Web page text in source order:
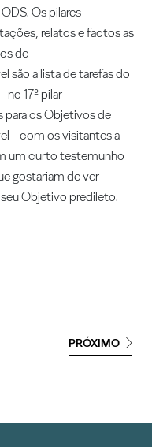
Os pilares
relatos e factos as
de
são a lista de tarefas do
no 17º pilar
para os Objetivos de
- com os visitantes a
um curto testemunho
gostariam de ver
Objetivo predileto.
PRÓXIMO